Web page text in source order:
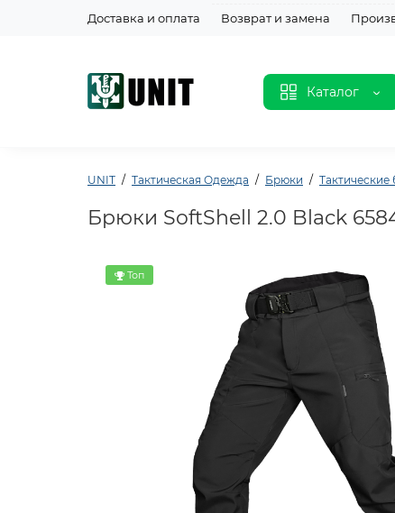
Доставка и оплата Возврат и замена
Каталог
UNIT Тактическая Одежда Брюки Тактические
Брюки SoftShell 2.0 Black
Топ